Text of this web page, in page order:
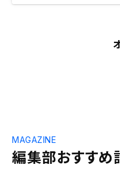
編集部おすすめ
MAGAZINE